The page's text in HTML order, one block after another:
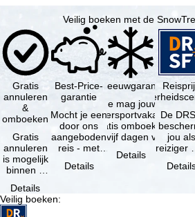
Veilig boeken met de
Gratis
annuleren
&
omboeken
Gratis
annuleren
is mogelijk
binnen 5
de
boeking,
als jouw
Details
Best-Price-
garantie
Mocht je een
door ons
aangeboden
reis - met
beschikbaarheid
Details
Sneeuwgarantie
Je mag jouw
wintersportvakantie
gratis omboeken
als vijf dagen voor
Details
De
jou als
reiziger
Veilig boeken: